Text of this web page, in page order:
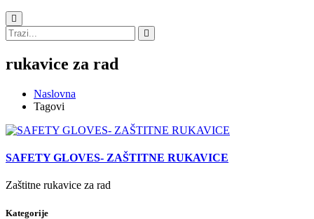
rukavice za rad
Naslovna
Tagovi
SAFETY GLOVES- ZAŠTITNE RUKAVICE
Zaštitne rukavice za rad
Kategorije